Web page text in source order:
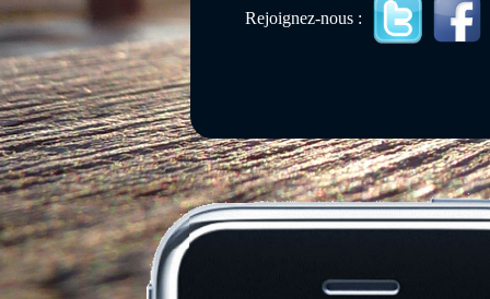
Rejoignez-nous :